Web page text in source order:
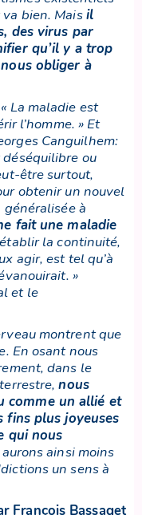
bien. Maisil
des virus par
qu’il y a trop
obliger à
La maladie est
l’homme. » Et
Canguilhem:
déséquilibre ou
être surtout,
obtenir un nouvel
à
fait une maladie
la continuité,
agir, est tel qu’à
»
et le
montrent que
En osant nous
dans le
nous
comme un allié et
fins plus joyeuses
qui nous
aurons ainsi moins
un sens à
François Bassaget